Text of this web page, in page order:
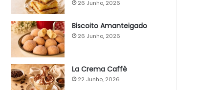
26 Junho, 2026
Biscoito Amanteigado
26 Junho, 2026
La Crema Caffè
22 Junho, 2026